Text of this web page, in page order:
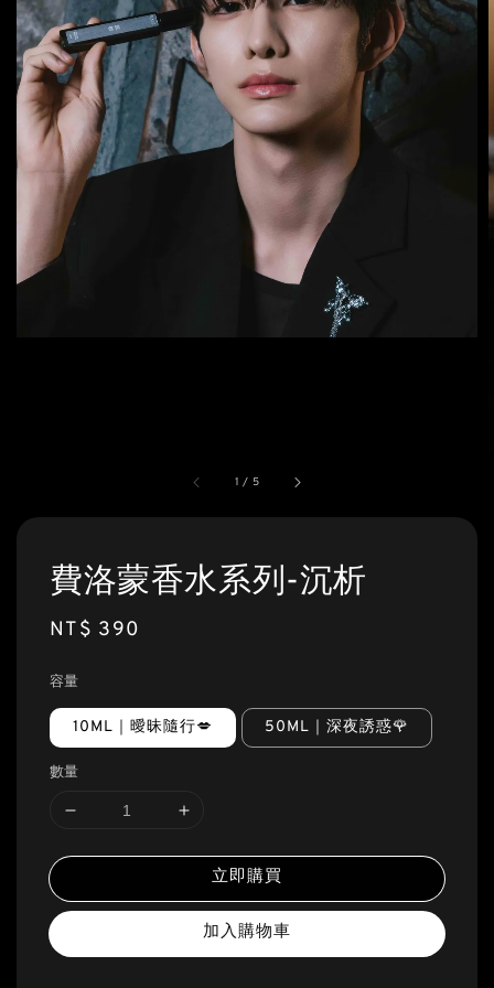
1 / 5
費洛蒙香水系列-沉析
Regular
NT$ 390
容量
10ML｜曖昧隨行💋 50ML｜深夜誘惑🌹
數量
立即購買
加入購物車